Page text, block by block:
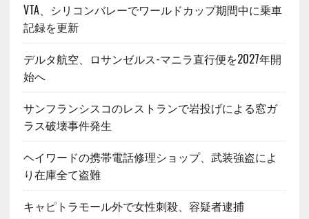
VTA、シリコンバレーでワールドカップ期間中に乗車
記録を更新
デルタ航空、ロサンゼルス-マニラ直行便を2027年開
始へ
サンフランシスコのレストランで岩投げによる窓ガ
ラス破壊事件発生
ヘイワードの携帯電話修理ショップ、武装強盗によ
り在庫全て盗難
キャピトラモール外で女性刺殺、容疑者逮捕